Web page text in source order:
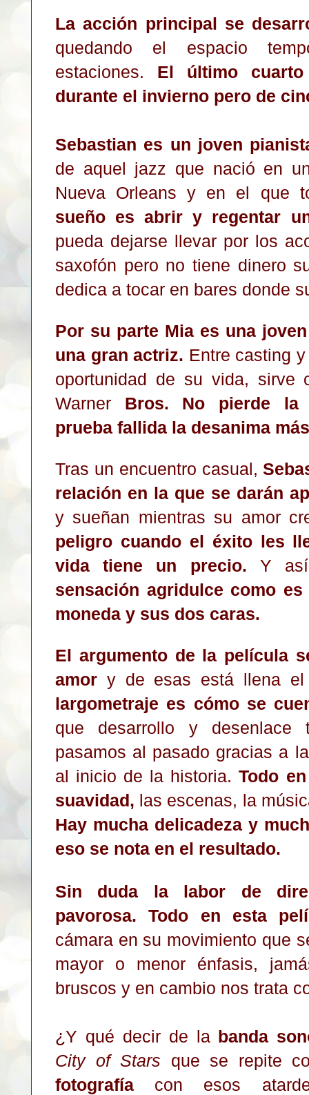
La acción principal se de
quedando el espacio
estaciones. El último
durante el invierno pero de
Sebastian es un joven
de aquel jazz que nació en
Nueva Orleans y en el que
sueño es abrir y regentar
pueda dejarse llevar por los
saxofón pero no tiene dinero
dedica a tocar en bares donde
Por su parte Mia es una
una gran actriz. Entre casting
oportunidad de su vida, sirve
Warner Bros. No pierde la
prueba fallida la desanima
Tras un encuentro casual,
relación en la que se darán
y sueñan mientras su amor
peligro cuando el éxito les
vida tiene un precio. Y así
sensación agridulce como
moneda y sus dos caras.
El argumento de la película
amor y de esas está llena
largometraje es cómo se
que desarrollo y desenlace
pasamos al pasado gracias a
al inicio de la historia.Todo
suavidad, las escenas, la
Hay mucha delicadeza y
eso se nota en el resultado.
Sin duda la labor de
pavorosa. Todo en esta
cámara en su movimiento que
mayor o menor énfasis,
bruscos y en cambio nos trata
¿Y qué decir de la banda
City of Stars que se repite
fotografía con esos